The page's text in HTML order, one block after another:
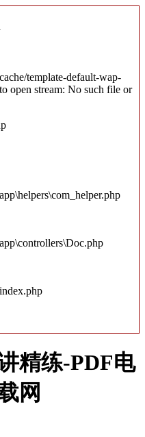
template-default-wap-
open stream: No such file or
精练-PDF电
网